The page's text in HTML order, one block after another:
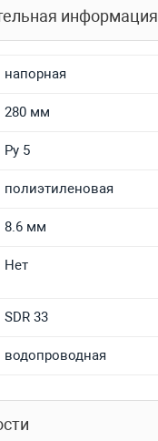
информация
напорная
280 мм
Ру 5
полиэтиленовая
8.6 мм
Нет
SDR 33
водопроводная